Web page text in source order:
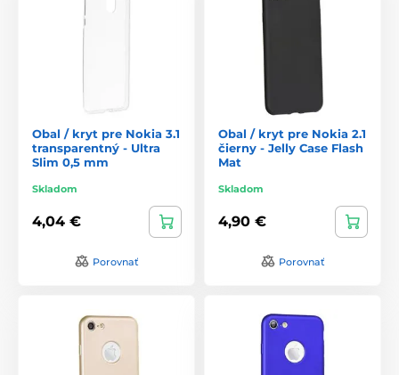
Obal / kryt pre Nokia 3.1
transparentný - Ultra
Slim 0,5 mm
Skladom
4,04 €
Porovnať
Obal / kryt pre Nokia 2.1
čierny - Jelly Case Flash
Mat
Skladom
4,90 €
Porovnať